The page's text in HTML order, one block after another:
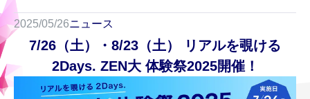
2025/05/26ニュース
7/26（土）・8/23（土） リアルを覗ける
2Days. ZEN大 体験祭2025開催！